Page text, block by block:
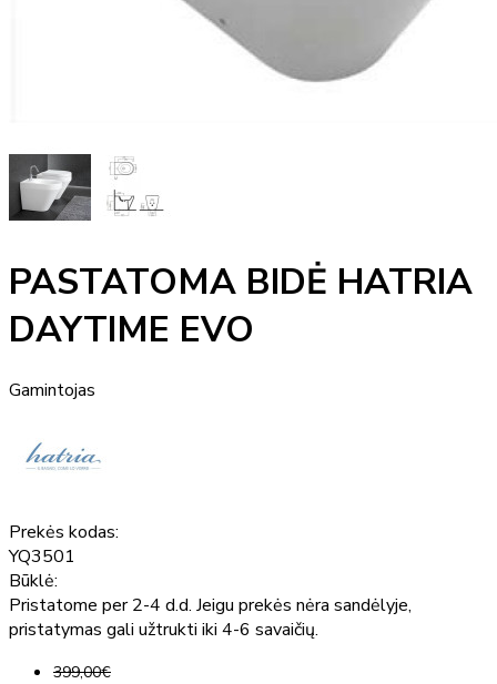
PASTATOMA BIDĖ HATRIA
DAYTIME EVO
Gamintojas
Prekės kodas:
YQ3501
Būklė:
Pristatome per 2-4 d.d. Jeigu prekės nėra sandėlyje,
pristatymas gali užtrukti iki 4-6 savaičių.
399,00€